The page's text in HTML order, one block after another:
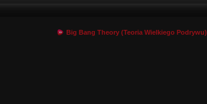
Big Bang Theory (Teoria Wielkiego Podrywu)